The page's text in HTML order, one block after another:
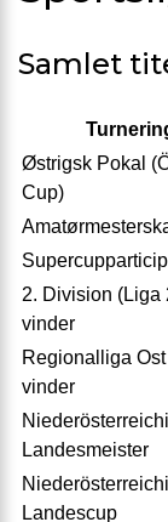
Samlet
Østrigsk Pokal
Cup)
2. Division (Liga
vinder
Regionalliga
vinder
Landesmeister
Landescup